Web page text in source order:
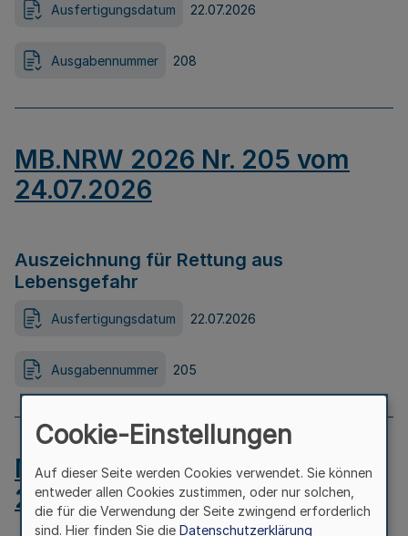
Ausfertigungsdatum 22.07.2026
Ausgabennummer 208
MB.NRW 2026 Nr. 205 vom
24.07.2026
Auszeichnung für Rettung aus
Lebensgefahr
Ausfertigungsdatum 22.07.2026
Ausgabennummer 205
MB.NRW 2026 Nr. 204 vom
24.07.2026
Cookie-Einstellungen
Auf dieser Seite werden Cookies verwendet. Sie können
entweder allen Cookies zustimmen, oder nur solchen,
die für die Verwendung der Seite zwingend erforderlich
sind. Hier finden Sie die Datenschutzerklärung